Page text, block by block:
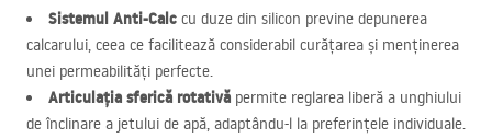
Sistemul Anti-Calc cu duze din silicon previne depunerea
calcarului, ceea ce facilitează considerabil curățarea și menținerea
unei permeabilități perfecte.
Articulația sferică rotativă permite reglarea liberă a unghiului
de înclinare a jetului de apă, adaptându-l la preferințele individuale.